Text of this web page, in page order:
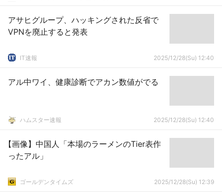
アサヒグループ、ハッキングされた反省で
VPNを廃止すると発表
IT速報 2025/12/28(Su) 12:40
アル中ワイ、健康診断でアカン数値がでる
ハムスター速報 2025/12/28(Su) 12:40
【画像】中国人「本場のラーメンのTier表作
ったアル」
ゴールデンタイムズ 2025/12/28(Su) 12:39